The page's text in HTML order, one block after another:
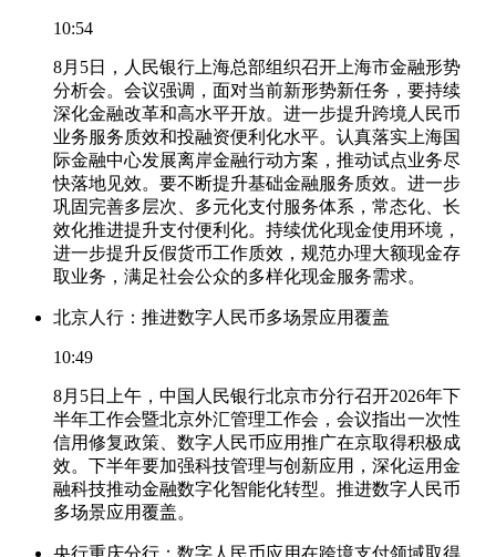
10:54
8月5日，人民银行上海总部组织召开上海市金融形势
分析会。会议强调，面对当前新形势新任务，要持续
深化金融改革和高水平开放。进一步提升跨境人民币
业务服务质效和投融资便利化水平。认真落实上海国
际金融中心发展离岸金融行动方案，推动试点业务尽
快落地见效。要不断提升基础金融服务质效。进一步
巩固完善多层次、多元化支付服务体系，常态化、长
效化推进提升支付便利化。持续优化现金使用环境，
进一步提升反假货币工作质效，规范办理大额现金存
取业务，满足社会公众的多样化现金服务需求。
北京人行：推进数字人民币多场景应用覆盖
10:49
8月5日上午，中国人民银行北京市分行召开2026年下
半年工作会暨北京外汇管理工作会，会议指出一次性
信用修复政策、数字人民币应用推广在京取得积极成
效。下半年要加强科技管理与创新应用，深化运用金
融科技推动金融数字化智能化转型。推进数字人民币
多场景应用覆盖。
央行重庆分行：数字人民币应用在跨境支付领域取得